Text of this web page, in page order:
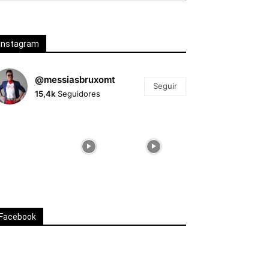
@messiasbruxomt
15,4k Seguidores
Seguir